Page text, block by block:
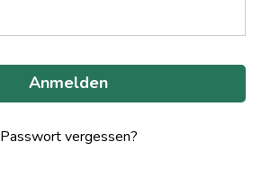
Passwort vergessen?